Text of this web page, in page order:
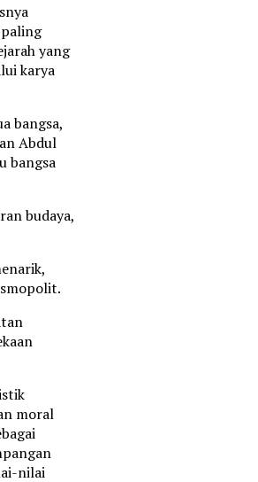
paling
yang
karya
bangsa,
Abdul
bangsa
budaya,
moral
nilai